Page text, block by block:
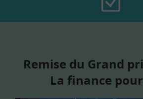
Remise du Grand
La finance